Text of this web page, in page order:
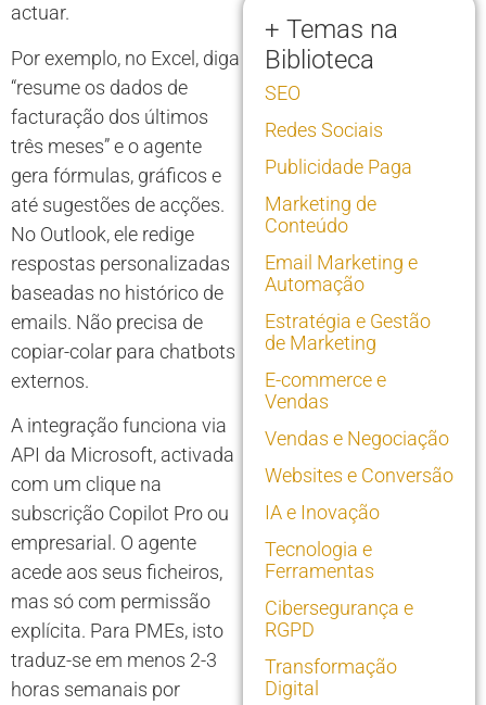
actuar.
Por exemplo, no Excel, diga
“resume os dados de
facturação dos últimos
três meses” e o agente
gera fórmulas, gráficos e
até sugestões de acções.
No Outlook, ele redige
respostas personalizadas
baseadas no histórico de
emails. Não precisa de
copiar-colar para chatbots
externos.
A integração funciona via
API da Microsoft, activada
com um clique na
subscrição Copilot Pro ou
empresarial. O agente
acede aos seus ficheiros,
mas só com permissão
explícita. Para PMEs, isto
traduz-se em menos 2-3
horas semanais por
+ Temas na
Biblioteca
SEO
Redes Sociais
Publicidade Paga
Marketing de
Conteúdo
Email Marketing e
Automação
Estratégia e Gestão
de Marketing
E-commerce e
Vendas
Vendas e Negociação
Websites e Conversão
IA e Inovação
Tecnologia e
Ferramentas
Cibersegurança e
RGPD
Transformação
Digital